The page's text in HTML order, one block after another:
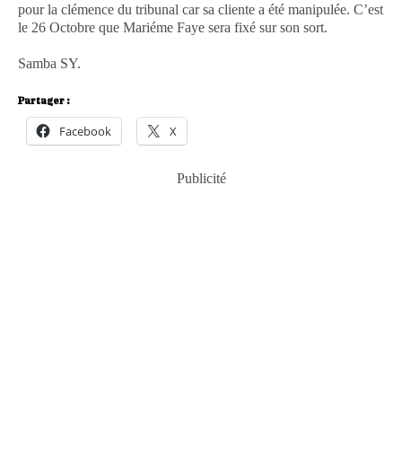
pour la clémence du tribunal car sa cliente a été manipulée. C’est
le 26 Octobre que Mariéme Faye sera fixé sur son sort.
Samba SY.
Partager :
Facebook X
Publicité